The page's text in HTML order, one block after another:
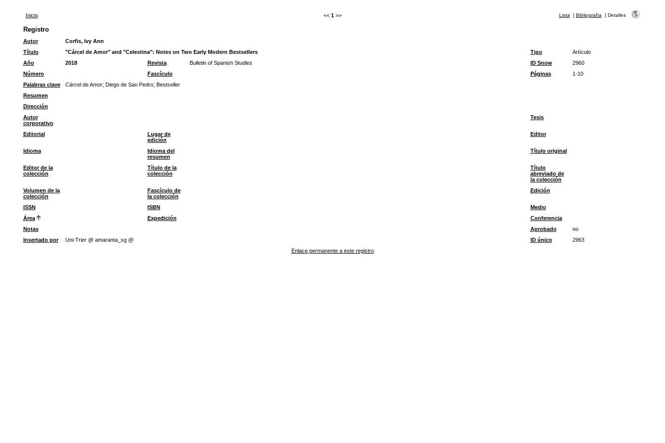
Inicio << 1 >> Lista | Bibliografía | Detalles
Registro
Autor
Corfis, Ivy Ann
Título
"Cárcel de Amor" and "Celestina": Notes on Two Early Modern Bestsellers Tipo
Artículo
Año
2018 Revista Bulletin of Spanish Studies ID Snow
2960
Número
Fascículo Páginas
1-10
Palabras clave
Cárcel de Amor; Diego de San Pedro; Bestseller
Resumen
Dirección
Autor
corporativo
Tesis
Editorial
Lugar de
edición
Editor
Idioma
Idioma del
resumen
Título original
Editor de la
colección
Título de la
colección
Título
abreviado de
la colección
Volumen de la
colección
Fascículo de
la colección
Edición
ISSN ISBN
Medio
Área
Expedición
Conferencia
Notas
Aprobado
no
Insertado por
Uni-Trier @ amaranta_sg @ ID único
2963
Enlace permanente a este registro